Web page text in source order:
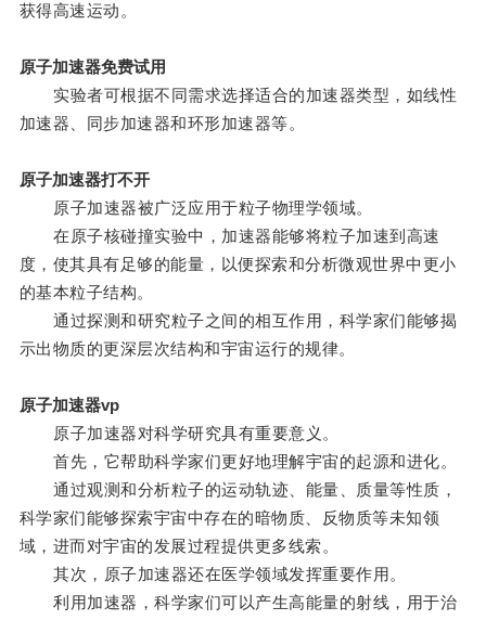
获得高速运动。
原子加速器免费试用
实验者可根据不同需求选择适合的加速器类型，如线性
加速器、同步加速器和环形加速器等。
原子加速器打不开
原子加速器被广泛应用于粒子物理学领域。
在原子核碰撞实验中，加速器能够将粒子加速到高速
度，使其具有足够的能量，以便探索和分析微观世界中更小
的基本粒子结构。
通过探测和研究粒子之间的相互作用，科学家们能够揭
示出物质的更深层次结构和宇宙运行的规律。
原子加速器vp
原子加速器对科学研究具有重要意义。
首先，它帮助科学家们更好地理解宇宙的起源和进化。
通过观测和分析粒子的运动轨迹、能量、质量等性质，
科学家们能够探索宇宙中存在的暗物质、反物质等未知领
域，进而对宇宙的发展过程提供更多线索。
其次，原子加速器还在医学领域发挥重要作用。
利用加速器，科学家们可以产生高能量的射线，用于治